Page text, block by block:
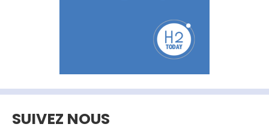
SUIVEZ NOUS